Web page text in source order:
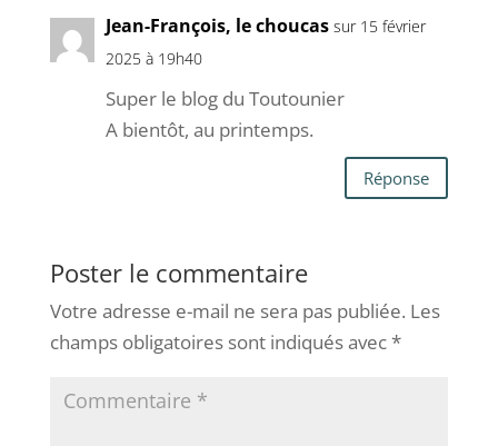
Jean-François, le choucas sur 15 février
2025 à 19h40
Super le blog du Toutounier
A bientôt, au printemps.
Réponse
Poster le commentaire
Votre adresse e-mail ne sera pas publiée. Les
champs obligatoires sont indiqués avec*